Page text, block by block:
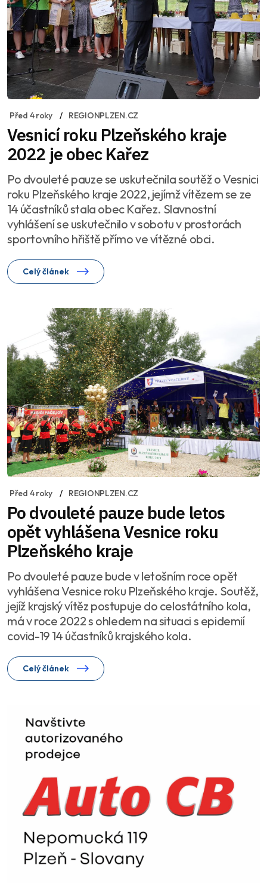
Před 4 roky REGIONPLZEN.CZ
Vesnicí roku Plzeňského kraje
2022 je obec Kařez
Po dvouleté pauze se uskutečnila soutěž o Vesnici
roku Plzeňského kraje 2022, jejímž vítězem se ze
14 účastníků stala obec Kařez. Slavnostní
vyhlášení se uskutečnilo v sobotu v prostorách
sportovního hřiště přímo ve vítězné obci.
Celý článek
Před 4 roky REGIONPLZEN.CZ
Po dvouleté pauze bude letos
opět vyhlášena Vesnice roku
Plzeňského kraje
Po dvouleté pauze bude v letošním roce opět
vyhlášena Vesnice roku Plzeňského kraje. Soutěž,
jejíž krajský vítěz postupuje do celostátního kola,
má v roce 2022 s ohledem na situaci s epidemií
covid-19 14 účastníků krajského kola.
Celý článek